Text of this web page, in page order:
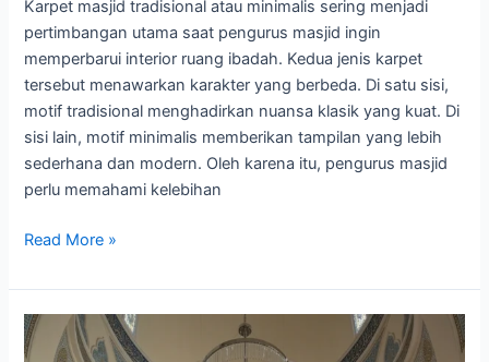
Karpet masjid tradisional atau minimalis sering menjadi
pertimbangan utama saat pengurus masjid ingin
memperbarui interior ruang ibadah. Kedua jenis karpet
tersebut menawarkan karakter yang berbeda. Di satu sisi,
motif tradisional menghadirkan nuansa klasik yang kuat. Di
sisi lain, motif minimalis memberikan tampilan yang lebih
sederhana dan modern. Oleh karena itu, pengurus masjid
perlu memahami kelebihan
Read More »
Inspirasi
Motif